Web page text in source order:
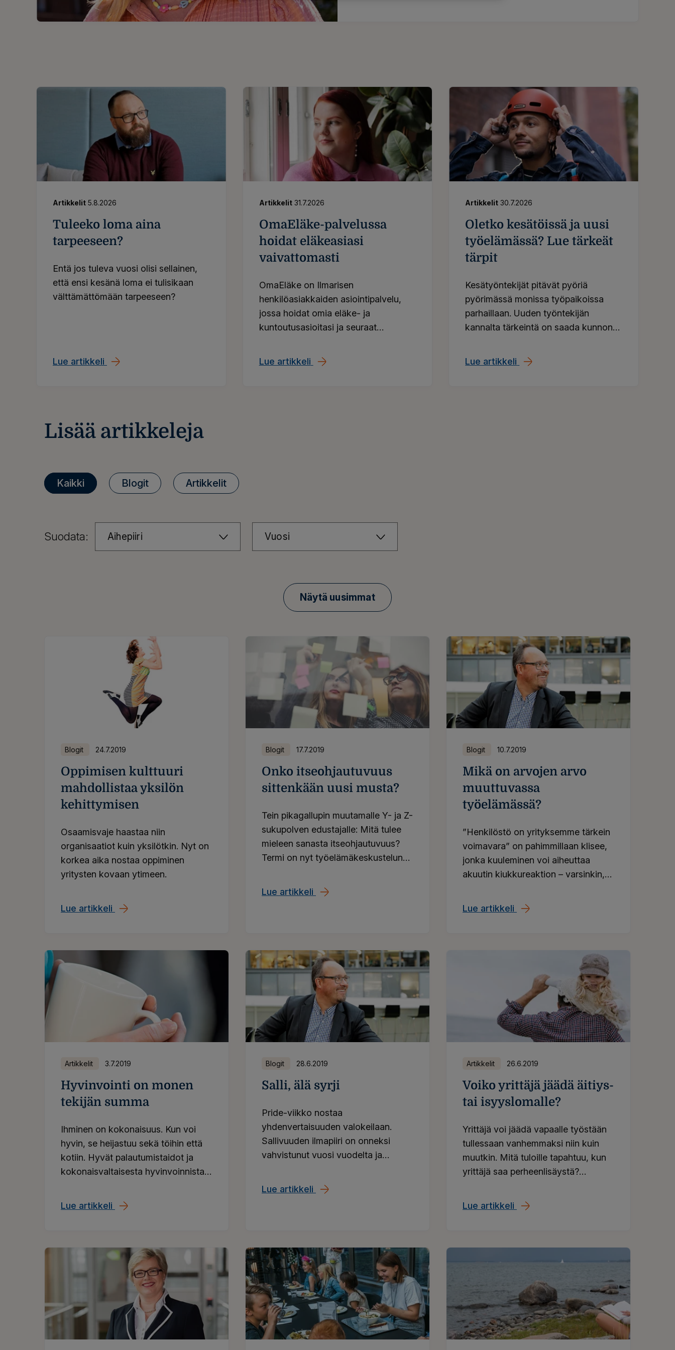
Tuleeko loma aina
tarpeeseen?
Artikkelit 5.8.2026
Entä jos tuleva vuosi olisi sellainen,
että ensi kesänä loma ei tulisikaan
välttämättömään tarpeeseen?
Lue artikkeli Tuleeko loma aina tarpeeseen?
OmaEläke-palvelussa
hoidat eläkeasiasi
vaivattomasti
Artikkelit31.7.2026
OmaEläke on Ilmarisen
henkilöasiakkaiden asiointipalvelu,
jossa hoidat omia eläke- ja
kuntoutusasioitasi ja seuraat
asiointi nopeuttaa eläkehakemuksen
saapumista perille. Löydät myös
Lue artikkeli OmaEläke-palvelussa hoidat eläkeasiasi vaivattomasti
Oletko kesätöissä ja uusi
työelämässä? Lue tärkeät
tärpit
Artikkelit 30.7.2026
Kesätyöntekijät pitävät pyöriä
pyörimässä monissa työpaikoissa
parhaillaan. Uuden työntekijän
kannalta tärkeintä on saada kunnon
muutakin, mistä työelämän tulokkaan
Lue artikkeli Oletko kesätöissä ja uusi
Lisää artikkeleja
Kaikki Blogit Artikkelit
Suodata: Aihepiiri Vuosi
Näytä uusimmat
Blogit 24.7.2019
Oppimisen kulttuuri
mahdollistaa yksilön
kehittymisen
Osaamisvaje haastaa niin
organisaatiot kuin yksilötkin. Nyt on
korkea aika nostaa oppiminen
yritysten kovaan ytimeen.
Lue artikkeli Oppimisen kulttuuri mahdollistaa yksilön kehittymisen
Blogit 17.7.2019
Onko itseohjautuvuus
sittenkään uusi musta?
Tein pikagallupin muutamalle Y- ja Z-
sukupolven edustajalle: Mitä tulee
mieleen sanasta itseohjautuvuus?
Termi on nyt työelämäkeskustelun
Lue artikkeli
Onko itseohjautuvuus sittenkään uusi musta?
Blogit 10.7.2019
Mikä on arvojen arvo
muuttuvassa
työelämässä?
”Henkilöstö on yrityksemme tärkein
voimavara” on pahimmillaan klisee,
jonka kuuleminen voi aiheuttaa
akuutin kiukkureaktion – varsinkin,
kyseisen lausunnon välillä on jyrkkä.
Mutta miten tähän on tultu?
Lue artikkeli Mikä on arvojen arvo muuttuvassa
Artikkelit 3.7.2019
Hyvinvointi on monen
tekijän summa
Ihminen on kokonaisuus. Kun voi
hyvin, se heijastuu sekä töihin että
kotiin. Hyvät palautumistaidot ja
kokonaisvaltaisesta hyvinvoinnista
nykytyöelämän tärkeimpiä
valttikortteja – ja niistä voivat
Lue artikkeli Hyvinvointi on monen tekijän summa
Blogit 28.6.2019
Salli, älä syrji
Pride-viikko nostaa
yhdenvertaisuuden valokeilaan.
Sallivuuden ilmapiiri on onneksi
vahvistunut vuosi vuodelta ja
hyväksytympää. Suvaitsevuutta
tarvitaan välttämättä myös
Lue artikkeli Salli, älä syrji
Artikkelit 26.6.2019
Voiko yrittäjä jäädä äitiys-
tai isyyslomalle?
Yrittäjä voi jäädä vapaalle työstään
tullessaan vanhemmaksi niin kuin
muutkin. Mitä tuloille tapahtuu, kun
yrittäjä saa perheenlisäystä?
perhevapaalla?
Lue artikkeli Voiko yrittäjä jäädä äitiys- tai